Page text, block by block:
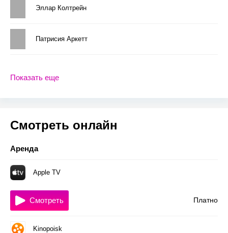
Эллар Колтрейн
Патрисия Аркетт
Показать еще
Смотреть онлайн
Аренда
Apple TV
Платно
Смотреть
Kinopoisk